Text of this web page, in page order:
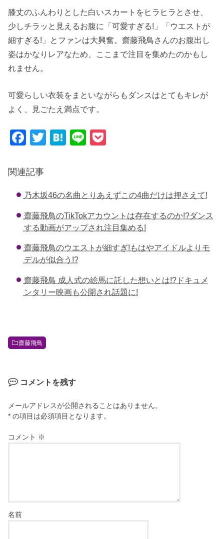
膝丈のふんわりとした白いスカートをヒラヒラとさせ、
少しチラッと見えるお腹に「可愛すぎる!」「ウエストが
細すぎる!」とファンは大興奮。齋藤飛鳥さんのお腹出し
姿はかなりレアなため、ここまで注目を集めたのかもし
れません。
可愛らしい衣装をまといながらもダンスはとてもキレが
よく、見ごたえ満点です。
F
c
b
o
o
k
T
H
a
Li
関連記事
乃木坂46の名曲とりあえずこの4曲だけは押さえて!
齋藤飛鳥のTikTokアカウントは存在するのか!?ダンス
する動画がアップされ注目集める!
齋藤飛鳥のウエストが細すぎ!もはやアイドルよりモ
デルが似合う!?
齋藤飛鳥 成人式の絵馬に託した想いとは!?ドキュメ
ンタリー映画も公開され話題に!
齋藤飛鳥
コメントを残す
メールアドレスが公開されることはありません。
* の項目は必須項目となります。
コメント ※
名前